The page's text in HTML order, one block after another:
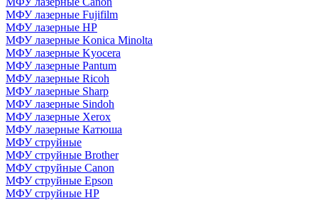
МФУ лазерные Fujifilm
МФУ лазерные HP
МФУ лазерные Konica Minolta
МФУ лазерные Kyocera
МФУ лазерные Pantum
МФУ лазерные Ricoh
МФУ лазерные Sharp
МФУ лазерные Sindoh
МФУ лазерные Xerox
МФУ лазерные Катюша
МФУ струйные
МФУ струйные Brother
МФУ струйные Canon
МФУ струйные Epson
МФУ струйные HP